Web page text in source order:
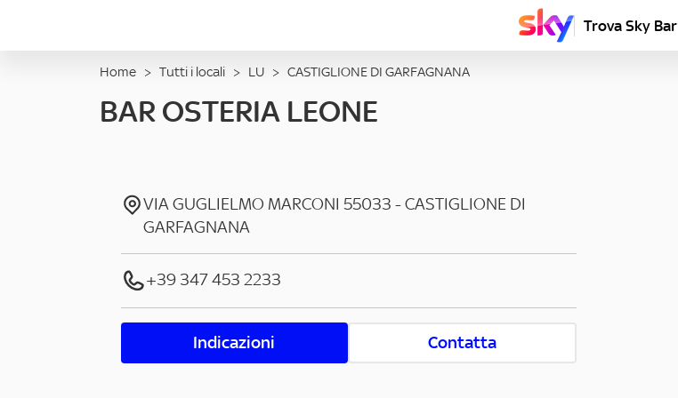
Trova Sky Bar
Home > Tutti i locali > LU > CASTIGLIONE DI GARFAGNANA
BAR OSTERIA LEONE
VIA GUGLIELMO MARCONI 55033 -CASTIGLIONE DI
GARFAGNANA
+39 347 453 2233
Indicazioni Contatta